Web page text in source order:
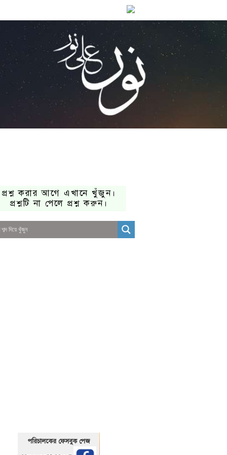
প্রশ্ন করার আগে এখানে খুঁজুন।
প্রশ্নটি না পেলে প্রশ্ন করুন।
পরিচালকের ফেসবুক পেজ